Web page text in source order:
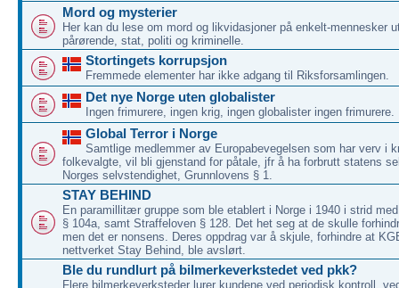
Mord og mysterier
Her kan du lese om mord og likvidasjoner på enkelt-mennesker
pårørende, stat, politi og kriminelle.
Stortingets korrupsjon
Fremmede elementer har ikke adgang til Riksforsamlingen.
Det nye Norge uten globalister
Ingen frimurere, ingen krig, ingen globalister ingen frimurere.
Global Terror i Norge
Samtlige medlemmer av Europabevegelsen som har verv i
folkevalgte, vil bli gjenstand for påtale, jfr å ha forbrutt statens
Norges selvstendighet, Grunnlovens § 1.
STAY BEHIND
En paramillitær gruppe som ble etablert i Norge i 1940 i strid
§ 104a, samt Straffeloven § 128. Det het seg at de skulle
men det er nonsens. Deres oppdrag var å skjule, forhindre at
nettverket Stay Behind, ble avslørt.
Ble du rundlurt på bilmerkeverkstedet ved pkk?
Flere bilmerkeverksteder lurer kundene ved periodisk kontroll,